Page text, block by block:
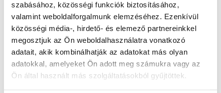
szabásához, közösségi funkciók biztosításához,
valamint weboldalforgalmunk elemzéséhez. Ezenkívül
közösségi média-, hirdető- és elemező partnereinkkel
megosztjuk az Ön weboldalhasználatra vonatkozó
adatait, akik kombinálhatják az adatokat más olyan
adatokkal, amelyeket Ön adott meg számukra vagy az
Ön által használt más szolgáltatásokból gyűjtöttek.
kővel